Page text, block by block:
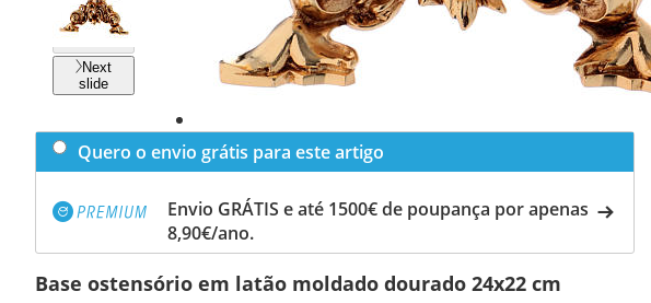
Previous
Next
slide
Quero o envio grátis para este artigo
Envio GRÁTIS e até 1500€ de poupança por apenas
8,90€/ano.
Base ostensório em latão moldado dourado 24x22 cm